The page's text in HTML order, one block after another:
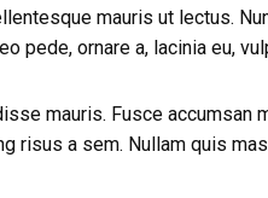
mauris ut lectus.
pede, ornare a, lacinia eu,
mauris. Fusce accumsan
risus a sem. Nullam quis